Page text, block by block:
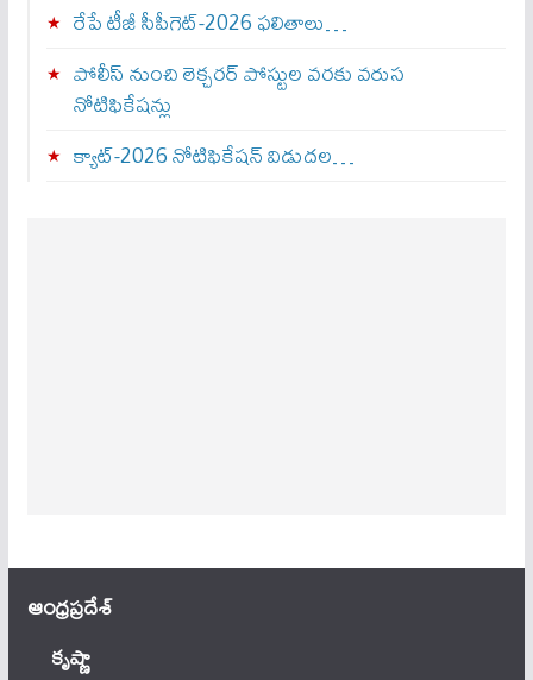
రేపే టీజీ సీపీగెట్‌-2026 ఫలితాలు…
పోలీస్ నుంచి లెక్చరర్ పోస్టుల వరకు వరుస
నోటిఫికేషన్లు
క్యాట్-2026 నోటిఫికేషన్ విడుదల…
ఆంధ్ర‌ప్ర‌దేశ్
కృష్ణా